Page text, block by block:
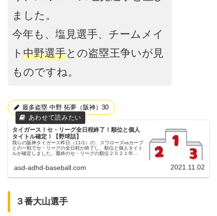
ました。
今年も、塩見選手、チームメイ
ト 中野選手との盗塁王争いが見
ものですね。
最多盗塁 中野 拓夢（阪神）30
タイガース！セ・リーグ全日程終了！順位と個人
タイトル確定！【野球話】
我らの阪神タイガース昨日（11/1）の、スワローズvsカープ
との一戦でセ・リーグの全日程が終了し、順位と個人タイト
ルが確定しました。最終のセ・リーグの順位２０２１年
asd-adhd-baseball.com 2021.11.02
３番大山選手